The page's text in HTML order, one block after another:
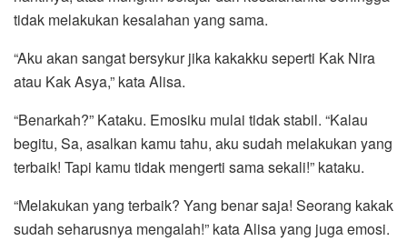
tidak melakukan kesalahan yang sama.
“Aku akan sangat bersykur jika kakakku seperti Kak Nira
atau Kak Asya,” kata Alisa.
“Benarkah?” Kataku. Emosiku mulai tidak stabil. “Kalau
begitu, Sa, asalkan kamu tahu, aku sudah melakukan yang
terbaik! Tapi kamu tidak mengerti sama sekali!” kataku.
“Melakukan yang terbaik? Yang benar saja! Seorang kakak
sudah seharusnya mengalah!” kata Alisa yang juga emosi.